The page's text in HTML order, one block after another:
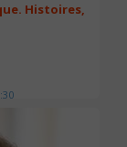
Histoires,